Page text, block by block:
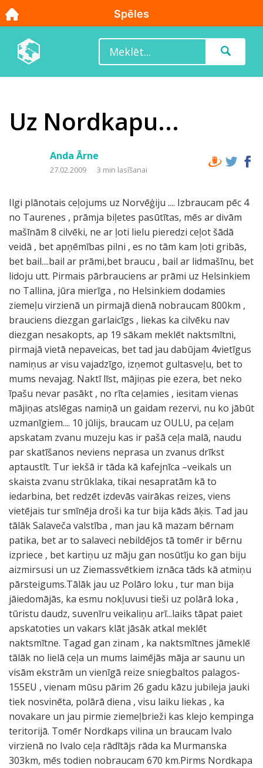
Uz Nordkapu...
Anda Ārne
27.02.2009 3 min lasīšanai
Ilgi plānotais ceļojums uz Norvēģiju .... Izbraucam pēc 4
no Taurenes , prāmja biļetes pasūtītas, mēs ar divām
mašīnām 8 cilvēki, ne ar ļoti lielu pieredzi ceļot šādā
veidā , bet apņēmības pilni , es no tām kam ļoti gribās,
bet bail....bail ar prāmi,bet braucu , bail ar lidmašīnu, bet
lidoju utt. Pirmais pārbrauciens ar prāmi uz Helsinkiem
no Tallina, jūra mierīga , no Helsinkiem dodamies
ziemeļu virzienā un pirmajā dienā nobraucam 800km ,
brauciens diezgan garlaicīgs , liekas ka cilvēku nav
diezgan nesakopts, ap 19 sākam meklēt naktsmītni,
pirmajā vietā nepaveicas, bet tad jau dabūjam 4vietīgus
namiņus ar visu vajadzīgo, izņemot gultasveļu, bet to
mums nevajag. Naktī līst, mājiņas pie ezera, bet neko
īpašu nevar pasākt , no rīta ceļamies , iesitam vienas
mājiņas atslēgas namiņā un gaidam rezervi, nu ko jābūt
uzmanīgiem.... 10 jūlijs, braucam uz OULU, pa ceļam
apskatam zvanu muzeju kas ir pašā ceļa malā, naudu
par skatīšanos neviens neprasa un zvanus drīkst
aptaustīt. Tur iekšā ir tāda kā kafejnīca –veikals un
skaista zvanu strūklaka, tikai nesapratām kā to
iedarbina, bet redzēt izdevās vairākas reizes, viens
vietējais tur smīnēja droši ka tur bija kāds āķis. Tad jau
tālāk Salaveča valstība , man jau kā mazam bērnam
patika, bet ar to salaveci nebildējos tā tomēr ir bērnu
izpriece , bet kartiņu uz māju gan nosūtīju ko gan biju
aizmirsusi un uz Ziemassvētkiem iznāca tāds kā atmiņu
pārsteigums.Tālāk jau uz Polāro loku , tur man bija
jāiedomājās, ka esmu nokļuvusi tieši uz polārā loka ,
tūristu daudz, suvenīru veikaliņu arī...laiks tāpat paiet
apskatoties un vakars klāt jāsāk atkal meklēt
naktsmītne. Tagad gan zinam , ka naktsmītnes jāmeklē
tālāk no lielā ceļa un mums laimējās māja ar saunu un
visām ekstrām un vienīgā reize sniegbaltos palagos-
155EU , vienam mūsu pārim 26 gadu kāzu jubileja jauki
tiek nosvinēta, polārā diena , visu laiku liekas , ka
novakare un jau pirmie ziemeļbrieži kas klejo kempinga
teritorijā. Tomēr Nordkaps vilina un braucam Ivalo
virzienā no Ivalo ceļa rādītājs rāda ka Murmanska
303km, mēs todien nobraucam 670 km.Pirms Nordkapa